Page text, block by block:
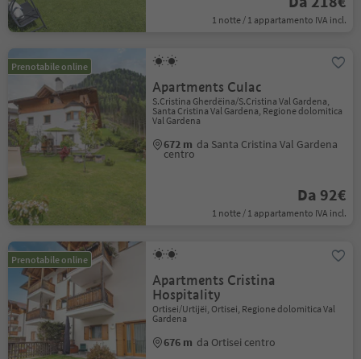
1 notte / 1 appartamento IVA incl.
Prenotabile online
Apartments Culac
S.Cristina Gherdëina/S.Cristina Val Gardena,
Santa Cristina Val Gardena, Regione dolomitica
Val Gardena
672 m da Santa Cristina Val Gardena
centro
Da 92€
1 notte / 1 appartamento IVA incl.
Prenotabile online
Apartments Cristina
Hospitality
Ortisei/Urtijëi, Ortisei, Regione dolomitica Val
Gardena
676 m da Ortisei centro